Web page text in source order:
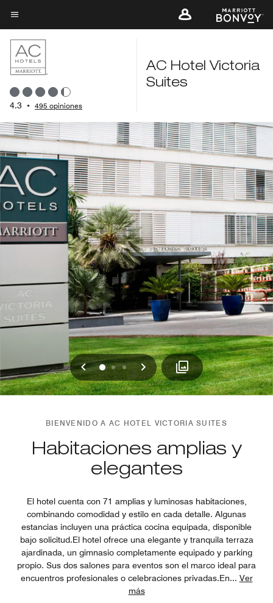
Skip
to
main
content
Texto del menú
4.3 • 495 opiniones
AC Hotel Victoria
Suites
Anterior
012 Siguiente
BIENVENIDO A AC HOTEL VICTORIA SUITES
Habitaciones amplias y
elegantes
El hotel cuenta con 71 amplias y luminosas habitaciones,
combinando comodidad y estilo en cada detalle. Algunas
estancias incluyen una práctica cocina equipada, disponible
bajo solicitud.El hotel ofrece una elegante y tranquila terraza
ajardinada, un gimnasio completamente equipado y parking
propio. Sus dos salones para eventos son el marco ideal para
encuentros profesionales o celebraciones privadas.En... Ver
más